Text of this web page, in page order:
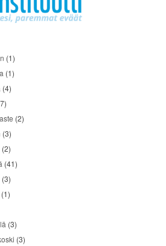
(1)
(1)
(4)
(2)
(3)
(2)
(41)
(3)
(3)
(3)